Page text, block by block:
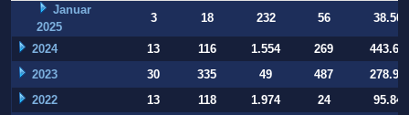
Januar
2025
3 18 232 56 38.506
2024 13 116 1.554 269
2023
30 335 49 487
2022
13 118 1.974 24
95.847